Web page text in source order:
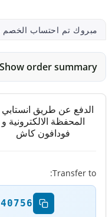
مبروك تم احتساب الخصم
Show order summary
الدفع عن طريق انستابي
المحفظة الالكترونية و
فودافون كاش
Transfer to: